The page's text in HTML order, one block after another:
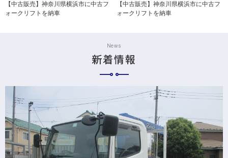
【中古販売】神奈川県横浜市に中古フ
ォークリフトを納車
【中古販売】神奈川県横浜市に中古フ
ォークリフトを納車
News
新着情報